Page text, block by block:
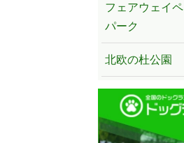
フェアウェイ
パーク
北欧の杜公園